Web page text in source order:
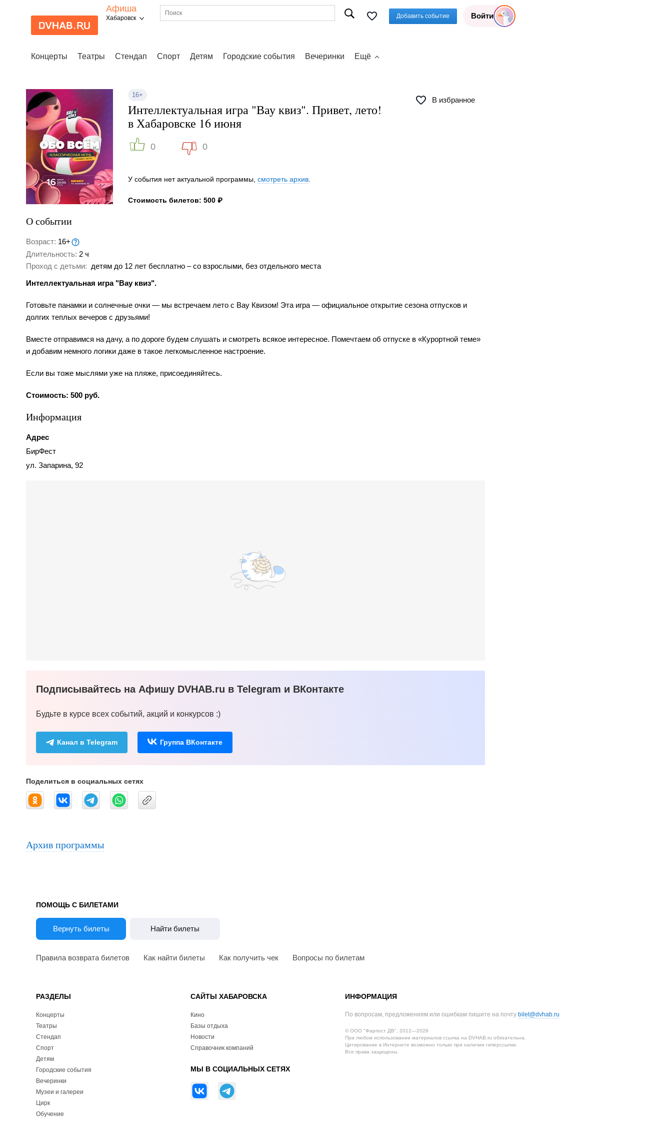
Афиша
Хабаровск Добавить событие Войти
Концерты Театры Стендап Спорт Детям Городские события Вечеринки Ещё
16+
В избранное
Интеллектуальная игра "Вау квиз". Привет, лето!
в Хабаровске 16 июня
0 0
У события нет актуальной программы, смотреть архив
Стоимость билетов: 500 ₽
О событии
Возраст: 16+
Длительность: 2 ч
Проход с детьми: детям до 12 лет бесплатно – со взрослыми, без отдельного места
Интеллектуальная игра "Вау квиз".
Готовьте панамки и солнечные очки — мы встречаем лето с Вау Квизом! Эта игра — официальное открытие сезона отпусков и
долгих теплых вечеров с друзьями!
Вместе отправимся на дачу, а по дороге будем слушать и смотреть всякое интересное. Помечтаем об отпуске в «Курортной теме»
и добавим немного логики даже в такое легкомысленное настроение.
Если вы тоже мыслями уже на пляже, присоединяйтесь.
Стоимость: 500 руб.
Информация
Адрес
БирФест
ул. Запарина, 92
Подписывайтесь на Афишу DVHAB.ru в Telegram и ВКонтакте
Будьте в курсе всех событий, акций и конкурсов :)
Канал в Telegram Группа ВКонтакте
Поделиться в социальных сетях
Архив программы
ПОМОЩЬ С БИЛЕТАМИ
Вернуть билеты Найти билеты
Правила возврата билетов Как найти билеты Как получить чек Вопросы по билетам
РАЗДЕЛЫ
Концерты
Театры
Стендап
Спорт
Детям
Городские события
Вечеринки
Музеи и галереи
Цирк
Обучение
САЙТЫ ХАБАРОВСКА
Кино
Базы отдыха
Новости
Справочник компаний
МЫ В СОЦИАЛЬНЫХ СЕТЯХ
ИНФОРМАЦИЯ
По вопросам, предложениям или ошибкам пишите на почту bilet@dvhab.ru
© ООО "Фарпост ДВ", 2012—2026
При любом использовании материалов ссылка на DVHAB.ru обязательна.
Цитирование в Интернете возможно только при наличии гиперссылки.
Все права защищены.